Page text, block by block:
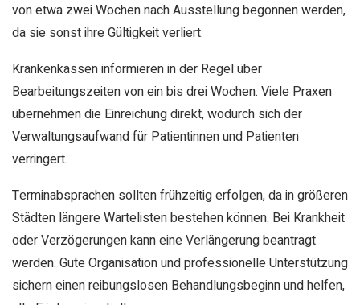
von etwa zwei Wochen nach Ausstellung begonnen werden,
da sie sonst ihre Gültigkeit verliert.
Krankenkassen informieren in der Regel über
Bearbeitungszeiten von ein bis drei Wochen. Viele Praxen
übernehmen die Einreichung direkt, wodurch sich der
Verwaltungsaufwand für Patientinnen und Patienten
verringert.
Terminabsprachen sollten frühzeitig erfolgen, da in größeren
Städten längere Wartelisten bestehen können. Bei Krankheit
oder Verzögerungen kann eine Verlängerung beantragt
werden. Gute Organisation und professionelle Unterstützung
sichern einen reibungslosen Behandlungsbeginn und helfen,